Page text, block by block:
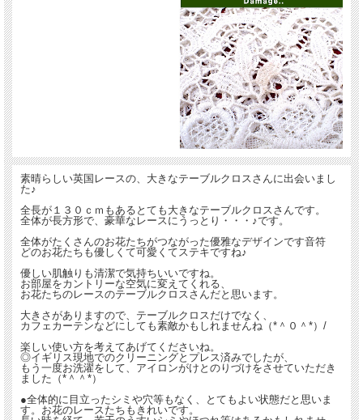
素晴らしい英国レースの、大きなテーブルクロスさんに出会いまし
た♪
全長が１３０ｃｍもあるとても大きなテーブルクロスさんです。
全体が長方形で、豪華なレースにうっとり・・・♪です。
全体がたくさんのお花たちがつながった優雅なデザインです音符
どのお花たちも優しくて可愛くてステキですね♪
優しい肌触りも清潔で気持ちいいですね。
お部屋をカントリーな空気に変えてくれる、
お花たちのレースのテーブルクロスさんだと思います。
大きさがありますので、テーブルクロスだけでなく、
カフェカーテンなどにしても素敵かもしれませんね（*＾０＾*）/
楽しい使い方を考えてあげてくださいね。
◎イギリス現地でのクリーニングとプレス済みでしたが、
もう一度お洗濯をして、アイロンがけとのりづけをさせていただき
ました（*＾＾*）
●全体的に目立ったシミや穴等もなく、とてもよい状態だと思いま
す。お花のレースたちもきれいです。